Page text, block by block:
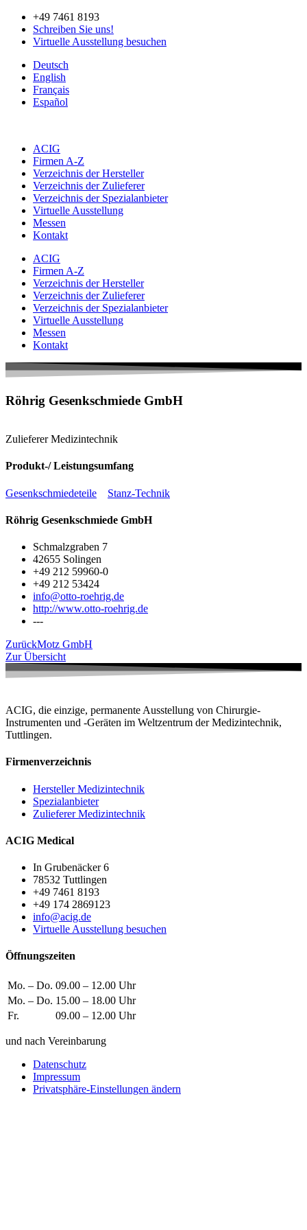
Zum
Inhalt
springen
+49 7461 8193
Schreiben Sie uns!
Virtuelle Ausstellung besuchen
Deutsch
English
Français
Español
ACIG
Firmen A-Z
Verzeichnis der Hersteller
Verzeichnis der Zulieferer
Verzeichnis der Spezialanbieter
Virtuelle Ausstellung
Messen
Kontakt
ACIG
Firmen A-Z
Verzeichnis der Hersteller
Verzeichnis der Zulieferer
Verzeichnis der Spezialanbieter
Virtuelle Ausstellung
Messen
Kontakt
Röhrig Gesenkschmiede GmbH
Zulieferer Medizintechnik
Produkt-/ Leistungsumfang
Gesenkschmiedeteile Stanz-Technik
Röhrig Gesenkschmiede GmbH
Schmalzgraben 7
42655 Solingen
+49 212 59960-0
+49 212 53424
info@otto-roehrig.de
http://www.otto-roehrig.de
---
ZurückMotz GmbH
Zur Übersicht
ACIG, die einzige, permanente Ausstellung von Chirurgie-
Instrumenten und -Geräten im Weltzentrum der Medizintechnik,
Tuttlingen.
Firmenverzeichnis
Hersteller Medizintechnik
Spezialanbieter
Zulieferer Medizintechnik
ACIG Medical
In Grubenäcker 6
78532 Tuttlingen
+49 7461 8193
+49 174 2869123
info@acig.de
Virtuelle Ausstellung besuchen
Öffnungszeiten
Mo. – Do. 09.00 – 12.00 Uhr
Mo. – Do. 15.00 – 18.00 Uhr
Fr.
09.00 – 12.00 Uhr
und nach Vereinbarung
Datenschutz
Impressum
Privatsphäre-Einstellungen ändern